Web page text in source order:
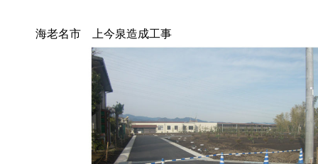
海老名市 上今泉造成工事